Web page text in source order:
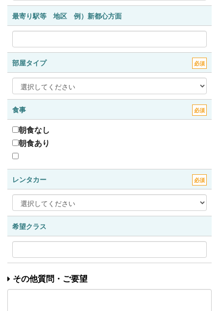
最寄り駅等 地区 例）新都心方面
部屋タイプ 必須
食事 必須
朝食なし
朝食あり
レンタカー 必須
希望クラス
その他質問・ご要望